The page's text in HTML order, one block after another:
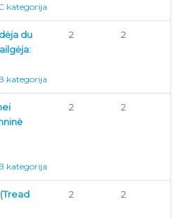
kategorija
du
kategorija
2 2
kategorija
2 2
2 2